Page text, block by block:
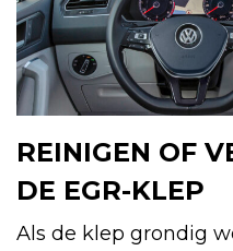
REINIGEN OF
DE EGR-KLEP
Als de klep grondig